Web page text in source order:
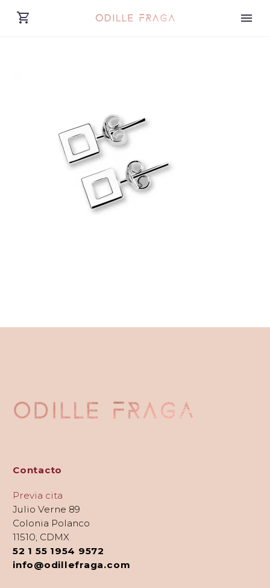
Contacto
Previa cita
Julio Verne 89
Colonia Polanco
11510, CDMX
52 1 55 1954 9572
info@odillefraga.com